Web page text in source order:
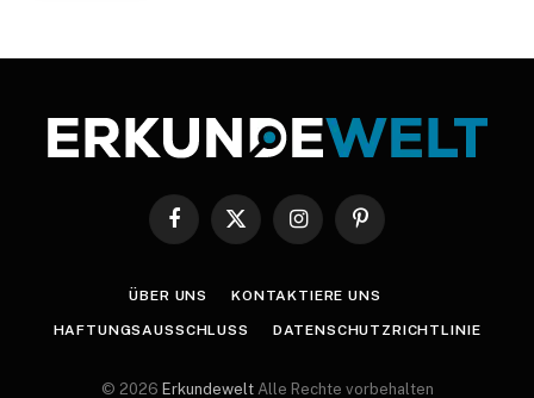
Facebook
X
InstagramPinterest
ÜBER UNS KONTAKTIERE UNS
HAFTUNGSAUSSCHLUSS DATENSCHUTZRICHTLINIE
© 2026 Erkundewelt Alle Rechte vorbehalten